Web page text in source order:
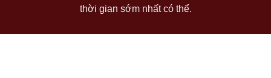
thời gian sớm nhất có thể.